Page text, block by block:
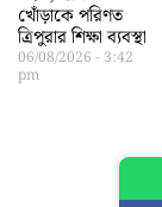
খোঁড়াকে পরিণত
ত্রিপুরার শিক্ষা ব্যবস্থা
06/08/2026 3:42
pm